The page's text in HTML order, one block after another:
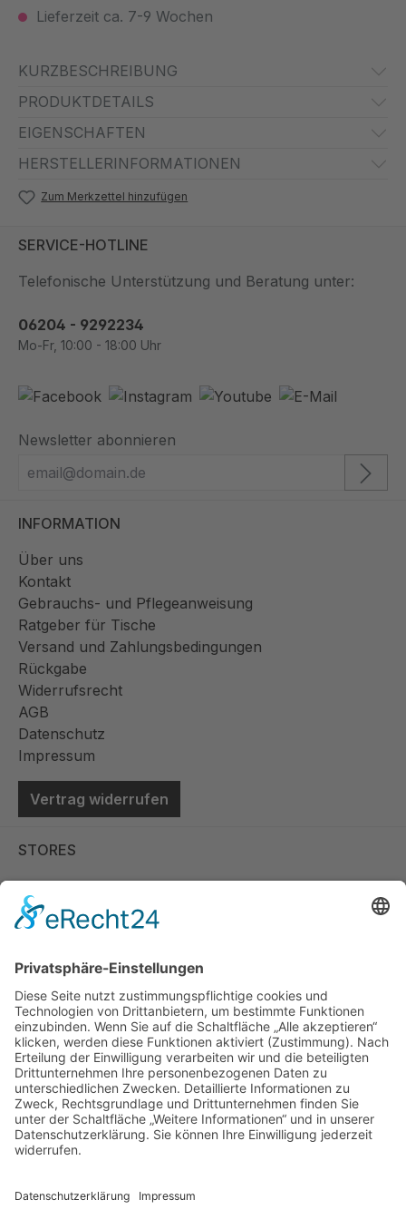
Lieferzeit ca. 7-9 Wochen
KURZBESCHREIBUNG
PRODUKTDETAILS
EIGENSCHAFTEN
HERSTELLERINFORMATIONEN
Zum Merkzettel hinzufügen
SERVICE-HOTLINE
Telefonische Unterstützung und Beratung unter:
06204 - 9292234
Mo-Fr, 10:00 - 18:00 Uhr
Newsletter abonnieren
INFORMATION
Über uns
Kontakt
Gebrauchs- und Pflegeanweisung
Ratgeber für Tische
Versand und Zahlungsbedingungen
Rückgabe
Widerrufsrecht
AGB
Datenschutz
Impressum
Vertrag widerrufen
STORES
Store Viernheim
Store Berlin
Handelspartner Köln
SICHERE BEZAHLUNG
ZUVERLÄSSIGER VERSAND